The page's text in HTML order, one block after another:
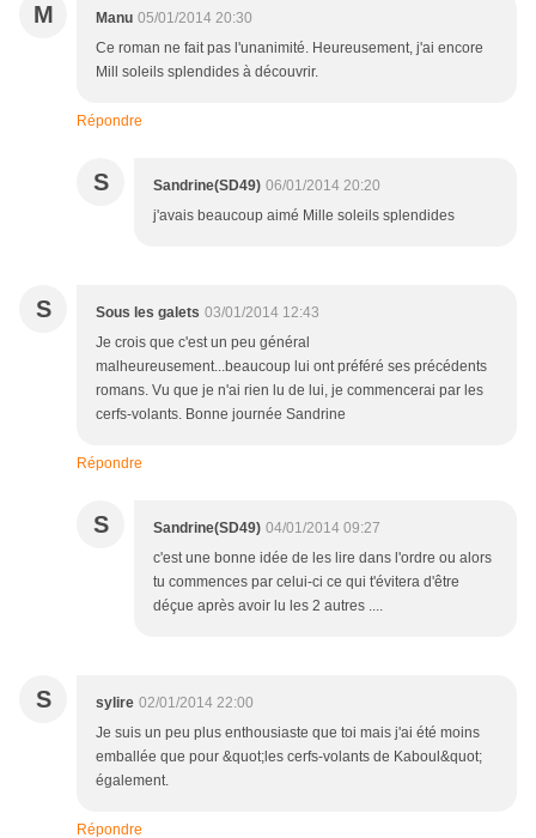
M Manu 05/01/2014 20:30
Ce roman ne fait pas l'unanimité. Heureusement, j'ai encore
Mill soleils splendides à découvrir.
Répondre
S Sandrine(SD49) 06/01/2014 20:20
j'avais beaucoup aimé Mille soleils splendides
S Sous les galets 03/01/2014 12:43
Je crois que c'est un peu général
malheureusement...beaucoup lui ont préféré ses précédents
romans. Vu que je n'ai rien lu de lui, je commencerai par les
cerfs-volants. Bonne journée Sandrine
Répondre
S Sandrine(SD49) 04/01/2014 09:27
c'est une bonne idée de les lire dans l'ordre ou alors
tu commences par celui-ci ce qui t'évitera d'être
déçue après avoir lu les 2 autres ....
S sylire 02/01/2014 22:00
Je suis un peu plus enthousiaste que toi mais j'ai été moins
emballée que pour &quot;les cerfs-volants de Kaboul&quot;
également.
Répondre